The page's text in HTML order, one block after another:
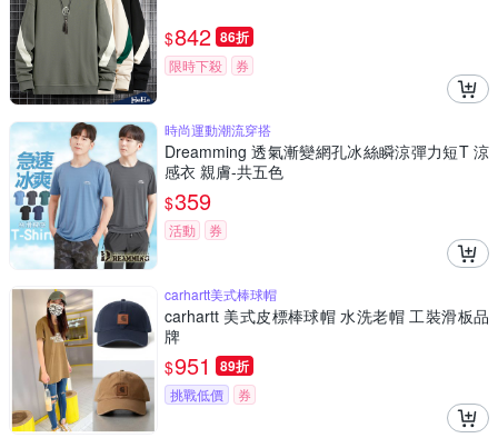
$842 86折
限時下殺 券
時尚運動潮流穿搭
Dreamming 透氣漸變網孔冰絲瞬涼彈力短T 涼
感衣 親膚-共五色
$359
活動 券
carhartt美式棒球帽
carhartt 美式皮標棒球帽 水洗老帽 工裝滑板品
牌
$951 89折
挑戰低價 券